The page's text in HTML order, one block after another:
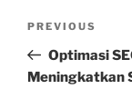
Previous
Post
PREVIOUS
Optimasi
Meningkatkan